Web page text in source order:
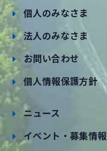
個人のみなさま
法人のみなさま
お問い合わせ
個人情報保護方針
ニュース
イベント・募集情報